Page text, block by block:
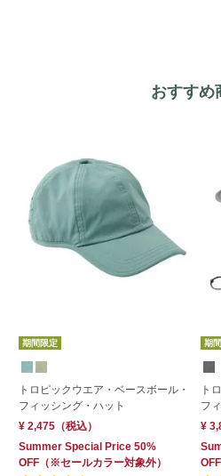
おすすめ
期間限定
トロピックウエア・ベースボール・
フィッシング・ハット
¥ 2,475（税込）
Summer Special Price 50%
OFF（※セールカラー対象外）
期
ト
フ
¥
OFF